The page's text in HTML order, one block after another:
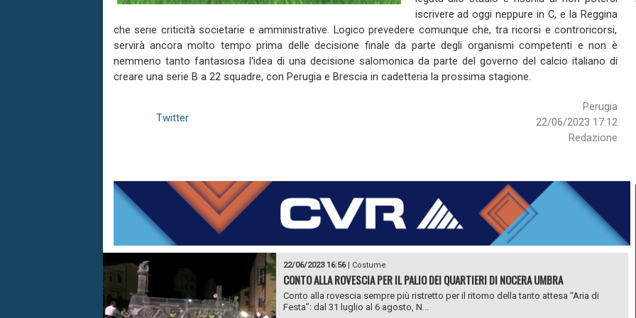
iscrivere ad oggi neppure in C, e la Reggina
che serie criticità societarie e amministrative. Logico prevedere comunque che, tra ricorsi e controricorsi,
servirà ancora molto tempo prima delle decisione finale da parte degli organismi competenti e non è
nemmeno tanto fantasiosa l'idea di una decisione salomonica da parte del governo del calcio italiano di
creare una serie B a 22 squadre, con Perugia e Brescia in cadetteria la prossima stagione.
Perugia
22/06/2023 17:12
Redazione
Twitter
22/06/2023 16:56| Costume
CONTO ALLA ROVESCIA PER IL PALIO DEI QUARTIERI DI NOCERA UMBRA
Conto alla rovescia sempre più ristretto per il ritorno della tanto attesa “Aria di
Festa”: dal 31 luglio al 6 agosto, N...